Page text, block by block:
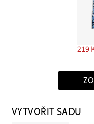
219
VYTVOŘIT SADU